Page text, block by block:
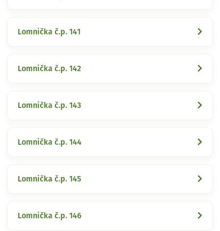
Lomnička č.p. 141
Lomnička č.p. 142
Lomnička č.p. 143
Lomnička č.p. 144
Lomnička č.p. 145
Lomnička č.p. 146